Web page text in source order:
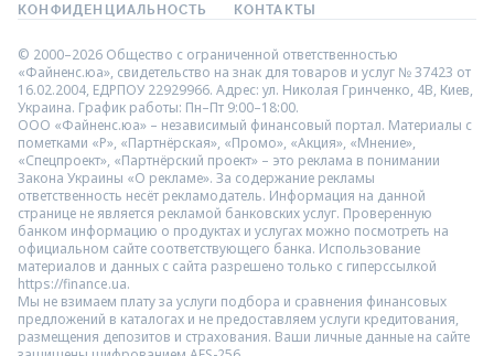
КОНФИДЕНЦИАЛЬНОСТЬ КОНТАКТЫ
© 2000–2026 Общество с ограниченной ответственностью
«Файненс.юа», свидетельство на знак для товаров и услуг № 37423 от
16.02.2004, ЕДРПОУ 22929966. Адрес: ул. Николая Гринченко, 4В, Киев,
Украина. График работы: Пн–Пт 9:00–18:00.
ООО «Файненс.юа» – независимый финансовый портал. Материалы с
пометками «Р», «Партнёрская», «Промо», «Акция», «Мнение»,
«Спецпроект», «Партнёрский проект» – это реклама в понимании
Закона Украины «О рекламе». За содержание рекламы
ответственность несёт рекламодатель. Информация на данной
странице не является рекламой банковских услуг. Проверенную
банком информацию о продуктах и услугах можно посмотреть на
официальном сайте соответствующего банка. Использование
материалов и данных с сайта разрешено только с гиперссылкой
https://finance.ua.
Мы не взимаем плату за услуги подбора и сравнения финансовых
предложений в каталогах и не предоставляем услуги кредитования,
размещения депозитов и страхования. Ваши личные данные на сайте